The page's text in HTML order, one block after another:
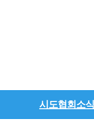
시도협회소식